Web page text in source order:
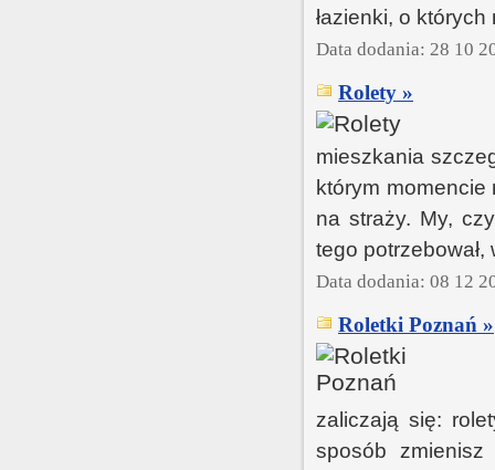
łazienki, o
Data dodania: 28 10
Rolety »
mieszkania
którym
na straży. My,
tego
Data dodania: 08 12
Roletki Poznań »
zaliczają się:
sposób